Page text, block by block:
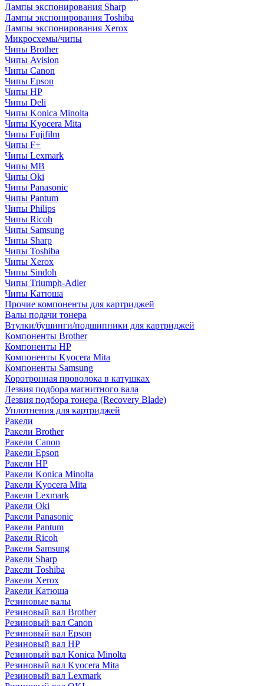
Лампы экспонирования Sharp
Лампы экспонирования Toshiba
Лампы экспонирования Xerox
Микросхемы/чипы
Чипы Brother
Чипы Avision
Чипы Canon
Чипы Epson
Чипы HP
Чипы Deli
Чипы Konica Minolta
Чипы Kyocera Mita
Чипы Fujifilm
Чипы F+
Чипы Lexmark
Чипы MB
Чипы Oki
Чипы Panasonic
Чипы Pantum
Чипы Philips
Чипы Ricoh
Чипы Samsung
Чипы Sharp
Чипы Toshiba
Чипы Xerox
Чипы Sindoh
Чипы Triumph-Adler
Чипы Катюша
Прочие компоненты для картриджей
Валы подачи тонера
Втулки/бушинги/подшипники для картриджей
Компоненты Brother
Компоненты HP
Компоненты Kyocera Mita
Компоненты Samsung
Коротронная проволока в катушках
Лезвия подбора магнитного вала
Лезвия подбора тонера (Recovery Blade)
Уплотнения для картриджей
Ракели
Ракели Brother
Ракели Canon
Ракели Epson
Ракели HP
Ракели Konica Minolta
Ракели Kyocera Mita
Ракели Lexmark
Ракели Oki
Ракели Panasonic
Ракели Pantum
Ракели Ricoh
Ракели Samsung
Ракели Sharp
Ракели Toshiba
Ракели Xerox
Ракели Катюша
Резиновые валы
Резиновый вал Brother
Резиновый вал Canon
Резиновый вал Epson
Резиновый вал HP
Резиновый вал Konica Minolta
Резиновый вал Kyocera Mita
Резиновый вал Lexmark